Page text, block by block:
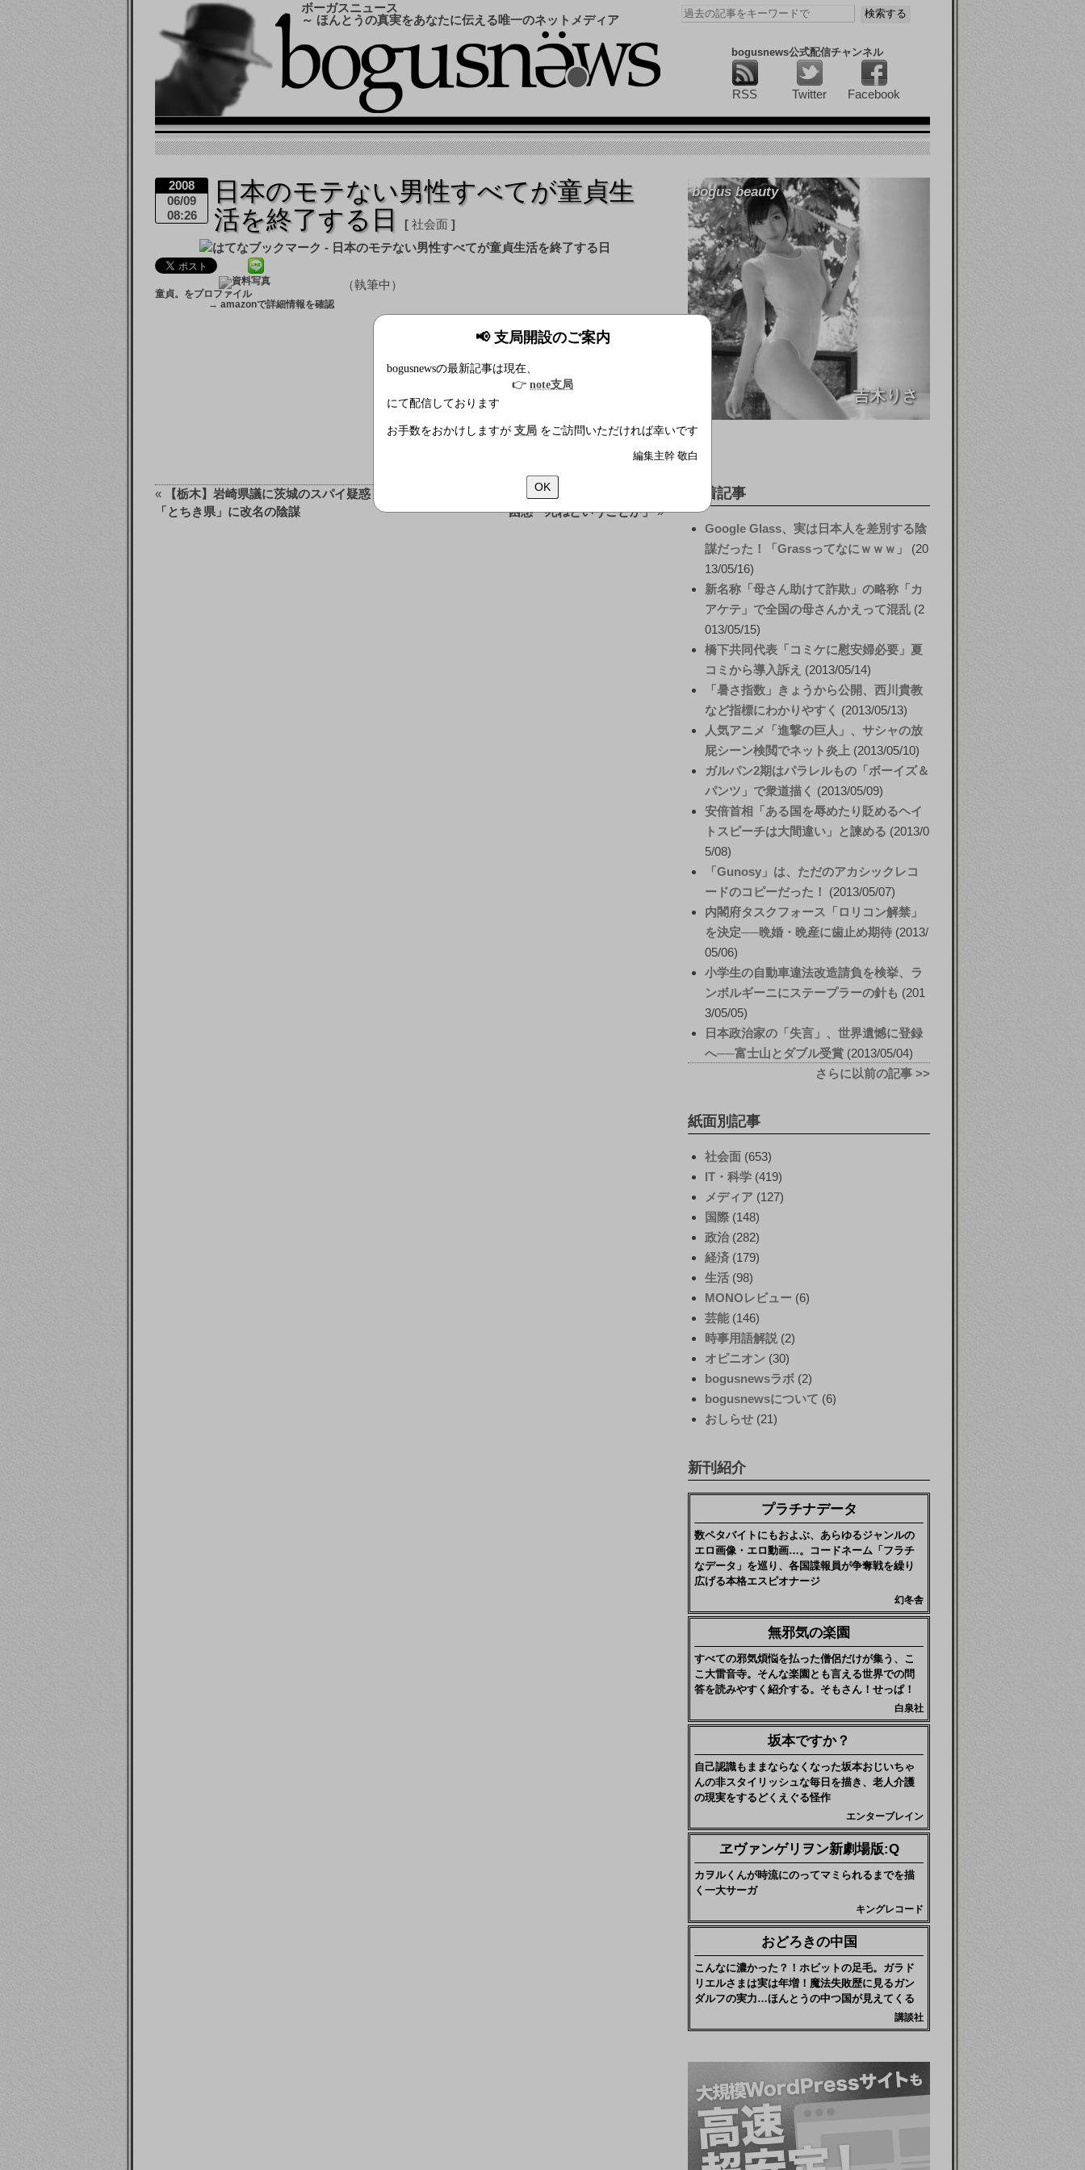
📢 支局開設のご案内
bogusnewsの最新記事は現在、
👉 note支局
にて配信しております
お手数をおかけしますが 支局 をご訪問いただければ幸いです
編集主幹 敬白
OK
ボーガスニュース
～ ほんとうの真実をあなたに伝える唯一のネットメディア
bogusnews公式配信チャンネル
RSS Twitter Facebook
2008
06/09
08:26
日本のモテない男性すべてが童貞生
活を終了する日
社会面
童貞。をプロファイル
→ amazonで詳細情報を確認
（執筆中）
高木浩光＠自宅の日記 – 日本のインタ
«
【栃木】岩崎県議に茨城のスパイ疑惑？
「とちき県」に改名の陰謀
町村長官・ダガーナイフ規制示唆に冒険者ら
困惑「死ねということか」»
bogus beauty
吉木りさ
新着記事
Google Glass、実は日本人を差別する陰
謀だった！「Grassってなにｗｗｗ」
20
13/05/16
新名称「母さん助けて詐欺」の略称「カ
アケテ」で全国の母さんかえって混乱 2
013/05/15
橋下共同代表「コミケに慰安婦必要」夏
コミから導入訴え
2013/05/14
「暑さ指数」きょうから公開、西川貴教
など指標にわかりやすく
2013/05/13
人気アニメ「進撃の巨人」、サシャの放
屁シーン検閲でネット炎上
2013/05/10
ガルパン2期はパラレルもの「ボーイズ＆
パンツ」で衆道描く
2013/05/09
安倍首相「ある国を辱めたり貶めるヘイ
トスピーチは大間違い」と諫める
2013/0
5/08
「Gunosy」は、ただのアカシックレコ
ードのコピーだった！
2013/05/07
内閣府タスクフォース「ロリコン解禁」
を決定──晩婚・晩産に歯止め期待 2013/
05/06
小学生の自動車違法改造請負を検挙、ラ
ンボルギーニにステープラーの針も
201
3/05/05
日本政治家の「失言」、世界遺憾に登録
へ──富士山とダブル受賞 2013/05/04
さらに以前の記事 >>
紙面別記事
社会面 (653)
IT・科学 (419)
メディア (127)
国際 (148)
政治(282)
経済 (179)
生活 (98)
MONOレビュー (6)
芸能 (146)
時事用語解説 (2)
オピニオン (30)
bogusnewsラボ (2)
bogusnewsについて (6)
おしらせ (21)
新刊紹介
プラチナデータ
数ペタバイトにもおよぶ、あらゆるジャンルの
エロ画像・エロ動画…。コードネーム「フラチ
なデータ」を巡り、各国諜報員が争奪戦を繰り
広げる本格エスピオナージ
幻冬舎
無邪気の楽園
すべての邪気煩悩を払った僧侶だけが集う、こ
こ大雷音寺。そんな楽園とも言える世界での問
答を読みやすく紹介する。そもさん！せっぱ！
白泉社
坂本ですか？
自己認識もままならなくなった坂本おじいちゃ
んの非スタイリッシュな毎日を描き、老人介護
の現実をするどくえぐる怪作
エンターブレイン
ヱヴァンゲリヲン新劇場版:Q
カヲルくんが時流にのってマミられるまでを描
く一大サーガ
キングレコード
おどろきの中国
こんなに濃かった？！ホビットの足毛。ガラド
リエルさまは実は年増！魔法失敗歴に見るガン
ダルフの実力…ほんとうの中つ国が見えてくる
講談社